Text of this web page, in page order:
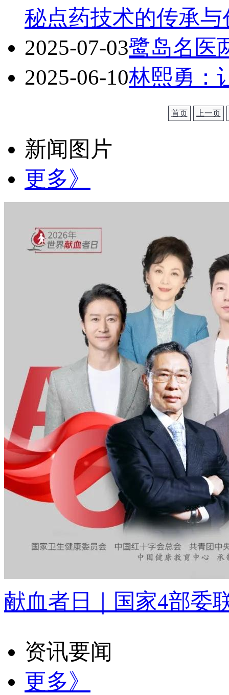
秘点药技术的传承与
2025-07-03鹭岛名医
2025-06-10林熙勇：
首页 上一页
新闻图片
更多》
献血者日｜国家4部委
资讯要闻
更多》